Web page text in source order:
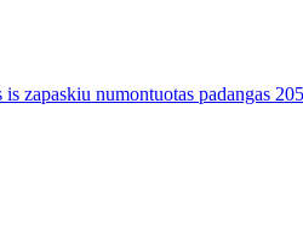
zapaskiu numontuotas padangas